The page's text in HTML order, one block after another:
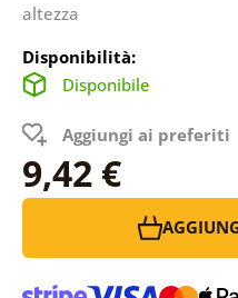
altezza
Disponibilità:
Disponibile
Aggiungi ai preferiti
9,42 €